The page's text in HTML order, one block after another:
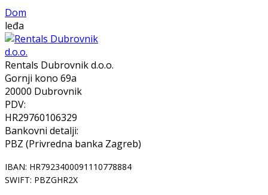
Dom
leđa
Rentals Dubrovnik d.o.o.
Gornji kono 69a
20000 Dubrovnik
PDV:
HR29760106329
Bankovni detalji:
PBZ (Privredna banka Zagreb)
IBAN: HR7923400091110778884
SWIFT: PBZGHR2X